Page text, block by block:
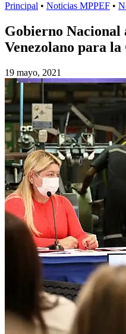
Principal • Noticias MPPEF •
Gobierno Nacional
Venezolano para
19 mayo, 2021